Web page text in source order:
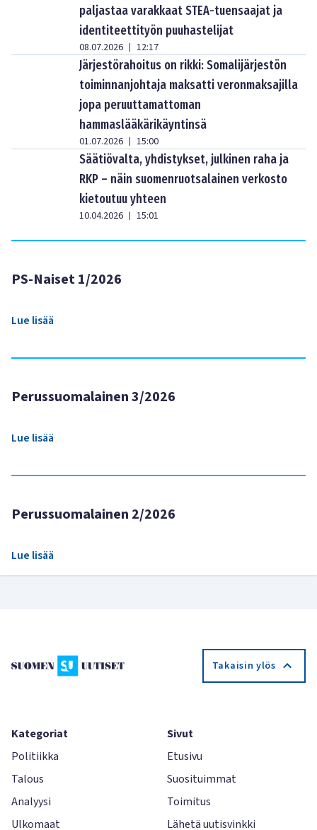
paljastaa varakkaat STEA-tuensaajat ja
identiteettityön puuhastelijat
08.07.2026 | 12:17
Järjestörahoitus on rikki: Somalijärjestön
toiminnanjohtaja maksatti veronmaksajilla
jopa peruuttamattoman
hammaslääkärikäyntinsä
01.07.2026 | 15:00
Säätiövalta, yhdistykset, julkinen raha ja
RKP – näin suomenruotsalainen verkosto
kietoutuu yhteen
10.04.2026 | 15:01
PS-Naiset 1/2026
Lue lisää
Perussuomalainen 3/2026
Lue lisää
Perussuomalainen 2/2026
Lue lisää
Takaisin ylös
Kategoriat
Politiikka
Talous
Analyysi
Ulkomaat
Sivut
Etusivu
Suosituimmat
Toimitus
Lähetä uutisvinkki